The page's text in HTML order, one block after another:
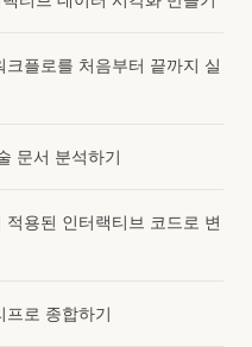
플로를 처음부터 끝까지 실
문서 분석하기
용된 인터랙티브 코드로 변
로 종합하기